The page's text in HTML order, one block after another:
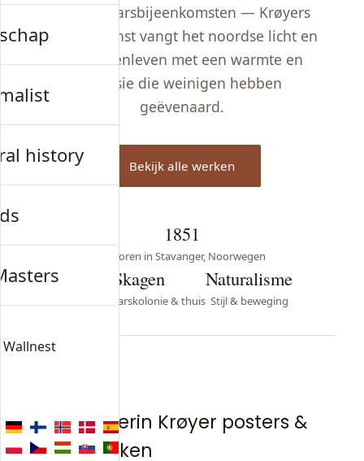
kunstenaarsbijeenkomsten — Krøyers
schilderkunst vangt het noordse licht en
het buitenleven met een warmte en
precisie die weinigen hebben
geëvenaard.
Bekijk alle werken
1851
Geboren in Stavanger, Noorwegen
Skagen
Kunstenaarskolonie & thuis
Naturalisme
Stijl & beweging
Peder Severin Krøyer posters &
kunstdrukken
history